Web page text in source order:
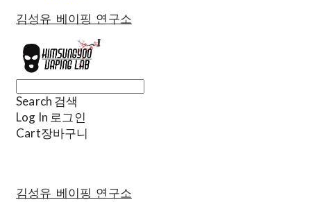
김성유 베이핑 연구소
Search 검색
Log In 로그인
Cart장바구니
김성유 베이핑 연구소